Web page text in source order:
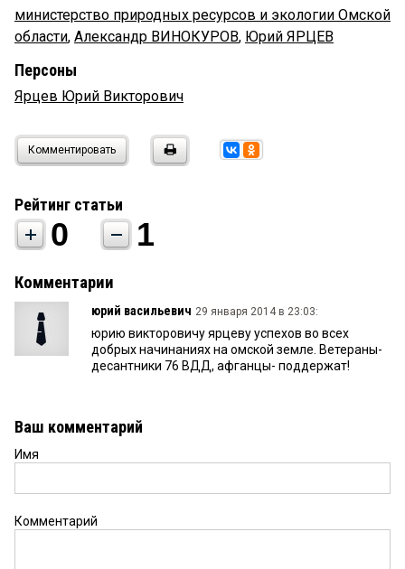
министерство природных ресурсов и экологии Омской
области, Александр ВИНОКУРОВ, Юрий ЯРЦЕВ
Персоны
Ярцев Юрий Викторович
Комментировать
Рейтинг статьи
0 1
Комментарии
юрий васильевич 29 января 2014 в 23:03:
юрию викторовичу ярцеву успехов во всех
добрых начинаниях на омской земле. Ветераны-
десантники 76 ВДД, афганцы- поддержат!
Ваш комментарий
Имя
Комментарий